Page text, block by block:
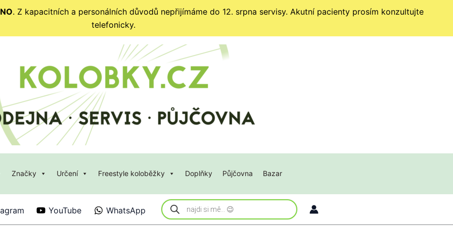
. Z kapacitních a personálních důvodů nepřijímáme do 12. srpna servisy. Akutní pacienty prosím konzultujte
telefonicky.
Značky Určení Freestyle koloběžky Doplňky Půjčovna Bazar
YouTube WhatsApp
Products
search